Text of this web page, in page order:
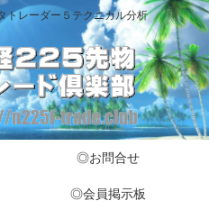
トレーダー５テクニカル分析
◎お問合せ
◎会員掲示板